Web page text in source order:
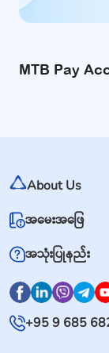
MTB Pay
About Us
အမေးအဖြေ
အသုံးပြုနည်း
+95 9 685